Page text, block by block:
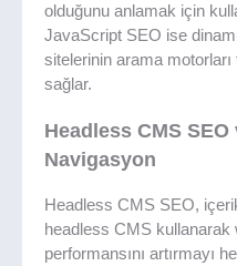
olduğunu anlamak için
JavaScript SEO ise
sitelerinin arama
sağlar.
Headless CMS SEO
Navigasyon
Headless CMS SEO,
headless CMS kullanarak
performansını artırmayı